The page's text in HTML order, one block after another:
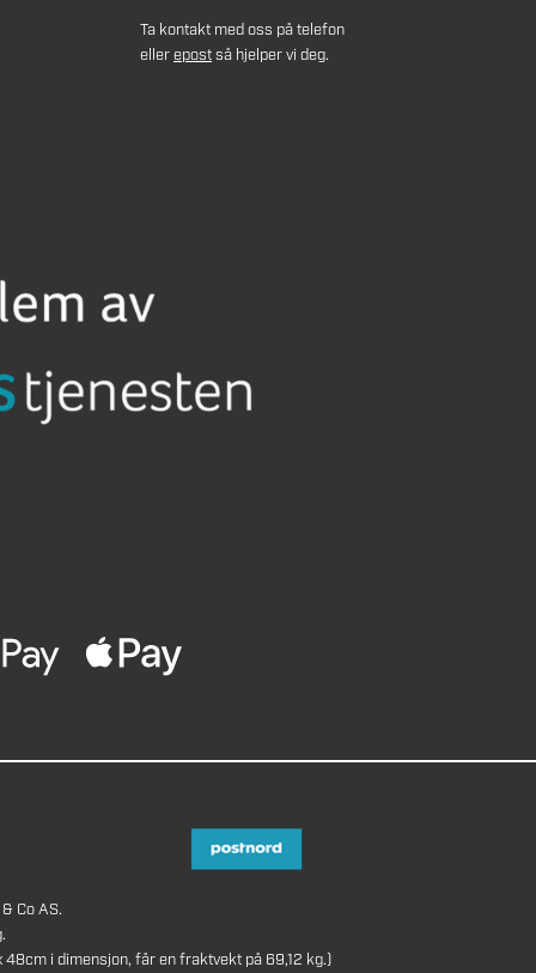
Ta kontakt med oss på telefon
ellerepostså hjelper vi deg.
Co AS.
i dimensjon, får en fraktvekt på 69,12 kg.)